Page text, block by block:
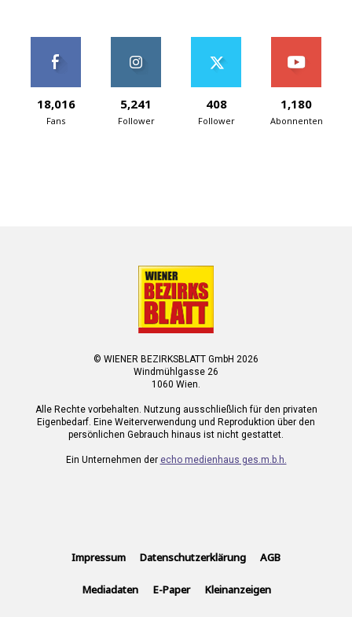
18,016
Fans
5,241
Follower
408
Follower
1,180
Abonnenten
© WIENER BEZIRKSBLATT GmbH 2026
Windmühlgasse 26
1060 Wien.
Alle Rechte vorbehalten. Nutzung ausschließlich für den privaten
Eigenbedarf. Eine Weiterverwendung und Reproduktion über den
persönlichen Gebrauch hinaus ist nicht gestattet.
Ein Unternehmen der echo medienhaus ges.m.b.h.
Impressum Datenschutzerklärung AGB
Mediadaten E-Paper Kleinanzeigen